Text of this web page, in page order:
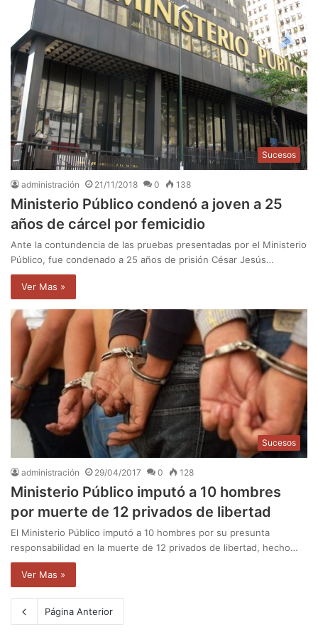
Sucesos
administración 21/11/2018 0 138
Ministerio Público condenó a joven a 25
años de cárcel por femicidio
Ante la contundencia de las pruebas presentadas por el Ministerio
Público, fue condenado a 25 años de prisión César Jesús…
Ver Mas »
Sucesos
administración 29/04/2017 0 128
Ministerio Público imputó a 10 hombres
por muerte de 12 privados de libertad
El Ministerio Público imputó a 10 hombres por su presunta
responsabilidad en la muerte de 12 privados de libertad, hecho…
Ver Mas »
Página Anterior